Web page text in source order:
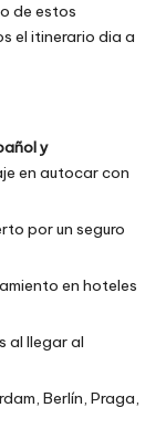
de estos
el itinerario dia a
y
en autocar con
por un seguro
en hoteles
al llegar al
Berlín, Praga,